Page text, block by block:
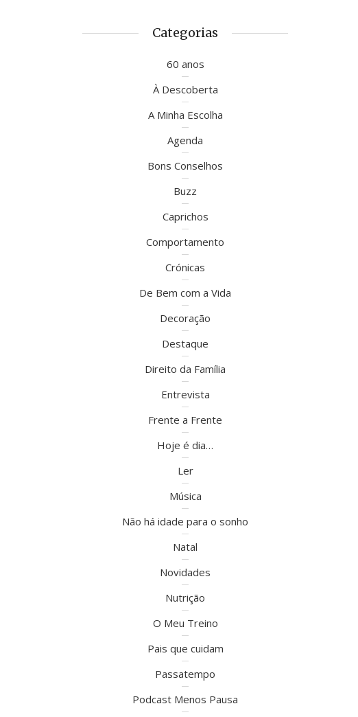
Categorias
60 anos
À Descoberta
A Minha Escolha
Agenda
Bons Conselhos
Buzz
Caprichos
Comportamento
Crónicas
De Bem com a Vida
Decoração
Destaque
Direito da Família
Entrevista
Frente a Frente
Hoje é dia…
Ler
Música
Não há idade para o sonho
Natal
Novidades
Nutrição
O Meu Treino
Pais que cuidam
Passatempo
Podcast Menos Pausa